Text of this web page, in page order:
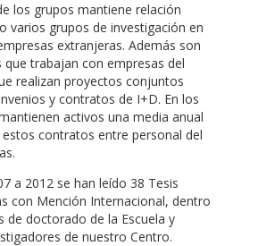
los grupos mantiene relación
varios grupos de investigación en
extranjeras. Además son
trabajan con empresas del
realizan proyectos conjuntos
y contratos de I+D. En los
activos una media anual
contratos entre personal del
a 2012 se han leído 38 Tesis
con Mención Internacional, dentro
de doctorado de la Escuela y
de nuestro Centro.